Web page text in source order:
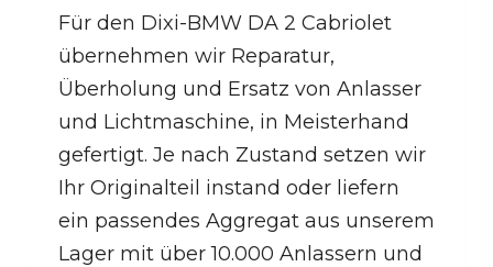
Für den Dixi-BMW DA 2 Cabriolet
übernehmen wir Reparatur,
Überholung und Ersatz von Anlasser
und Lichtmaschine, in Meisterhand
gefertigt. Je nach Zustand setzen wir
Ihr Originalteil instand oder liefern
ein passendes Aggregat aus unserem
Lager mit über 10.000 Anlassern und